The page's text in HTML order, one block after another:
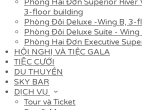
Phòng Hai Đơn Superior River
3-floor building
Phòng Đôi Deluxe -Wing B, 3-
Phòng Đôi Deluxe Suite -
Phòng Hai Đơn Executive
HỘI NGHỊ VÀ TIỆC GALA
TIỆC CƯỚI
DU THUYỀN
SKY BAR
DỊCH VỤ
Tour và Ticket